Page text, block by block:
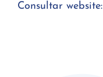
Consultar website: